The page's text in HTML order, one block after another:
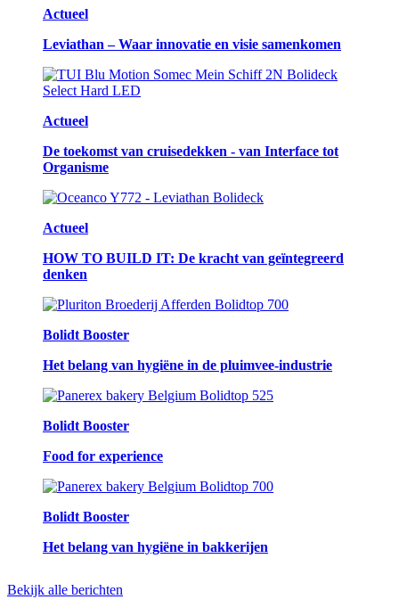
Actueel
Leviathan – Waar innovatie en visie samenkomen
Actueel
De toekomst van cruisedekken - van Interface tot
Organisme
Actueel
HOW TO BUILD IT: De kracht van geïntegreerd
denken
Bolidt Booster
Het belang van hygiëne in de pluimvee-industrie
Bolidt Booster
Food for experience
Bolidt Booster
Het belang van hygiëne in bakkerijen
Bekijk alle berichten